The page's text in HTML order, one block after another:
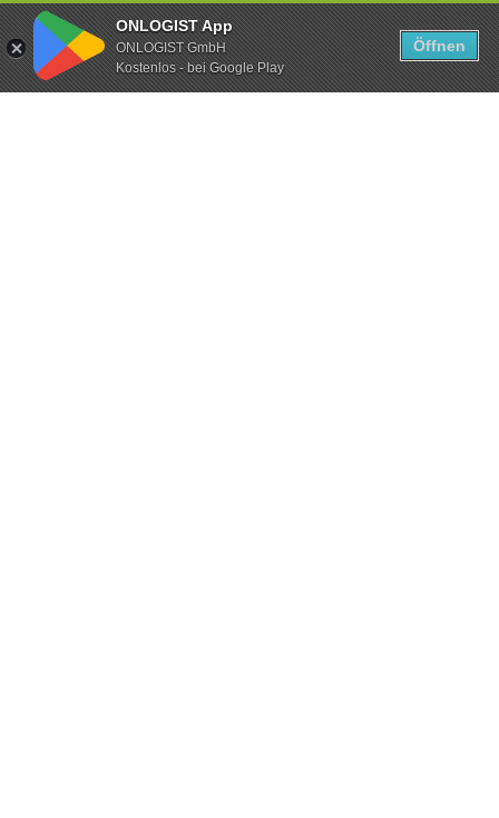
ONLOGIST App
ONLOGIST GmbH
Kostenlos - bei Google Play
Öffnen